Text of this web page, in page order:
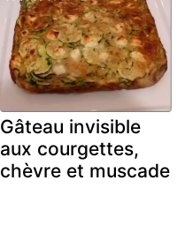
Gâteau invisible
aux courgettes,
chèvre et muscade